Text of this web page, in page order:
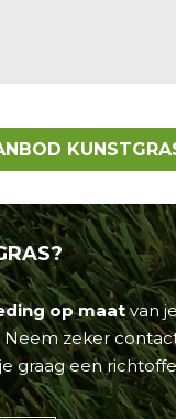
op maat van
Neem zeker
graag een